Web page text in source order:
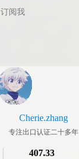
订阅我
Cherie.zhang
专注出口认证二十多年
407.33